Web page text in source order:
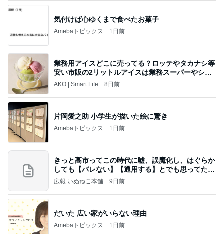
気付けば心ゆくまで食べたお菓子
Amebaトピックス 1日前
業務用アイスどこに売ってる？ロッテやタカナシ等
安い市販の2リットルアイスは業務スーパーやシャ
トレ
AKO | Smart Life 8日前
片岡愛之助 小学生が描いた絵に驚き
Amebaトピックス 1日前
きっと高市ってこの時代に嘘、誤魔化し、はぐらか
しても【バレない】【通用する】とでも思ってたん
だろ
広報 いぬねこ本舗 9日前
だいた 広い家がいらない理由
Amebaトピックス 1日前